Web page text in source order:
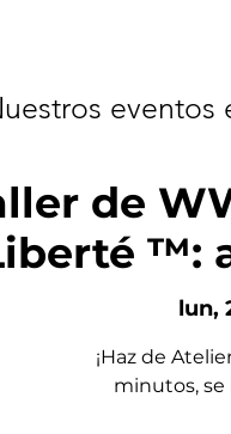
de
™:
lun,
¡Haz de
minutos,
eventos